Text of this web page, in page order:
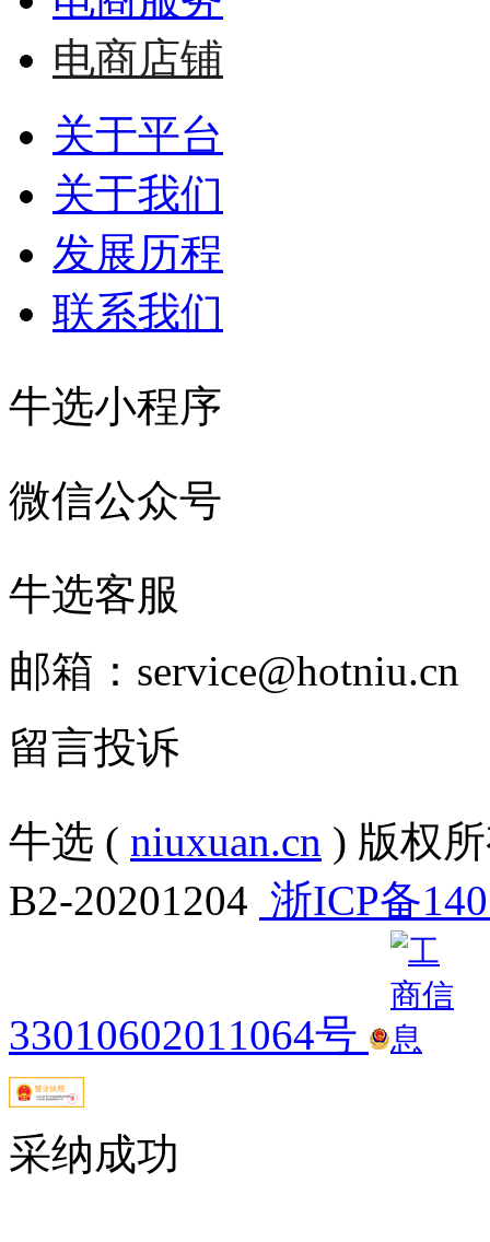
电商店铺
关于平台
关于我们
发展历程
联系我们
牛选小程序
微信公众号
牛选客服
邮箱：service@hotniu.cn
留言投诉
牛选 ( niuxuan.cn ) 版权
B2-20201204 浙ICP备
33010602011064号
采纳成功